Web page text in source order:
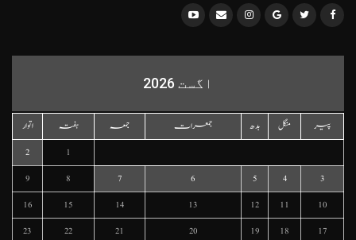
اگست 2026
پیر منگل بدھ جمعرات جمعہ ہفتہ
اتوار
1
2
3
4
5
6
7
8
9
10
11
12
13
14
15
16
17
18
19
20
21
22
23